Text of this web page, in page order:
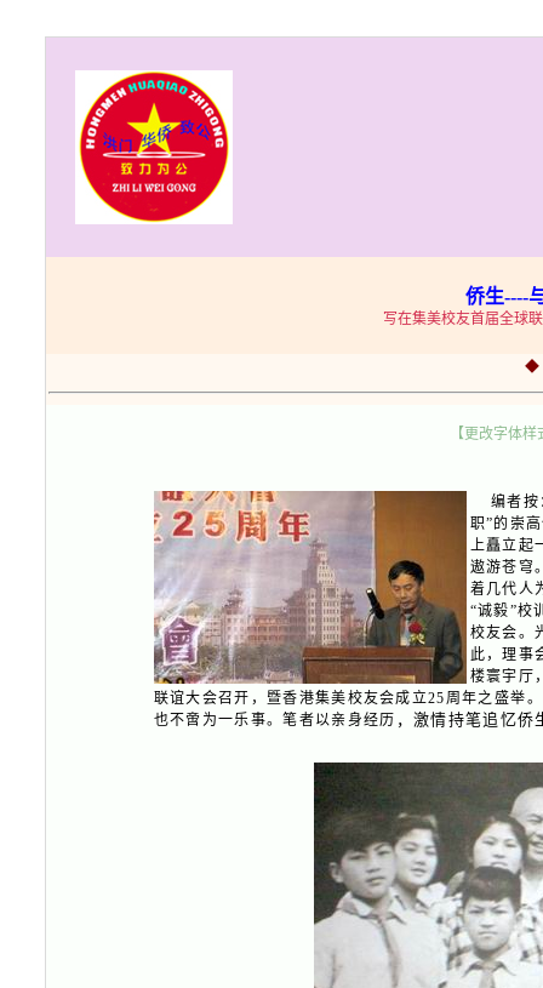
侨生----
写在集美校友首届全球
【更改字体
编者按
职”的崇
上矗立起
遨游苍穹
着几代人
“诚毅”校
校友会。
此，理事
楼寰宇厅
联谊大会召开，暨香港集美校友会成立25周年之盛举
也不啻为一乐事。笔者以亲身经历 ，激情持笔追忆侨